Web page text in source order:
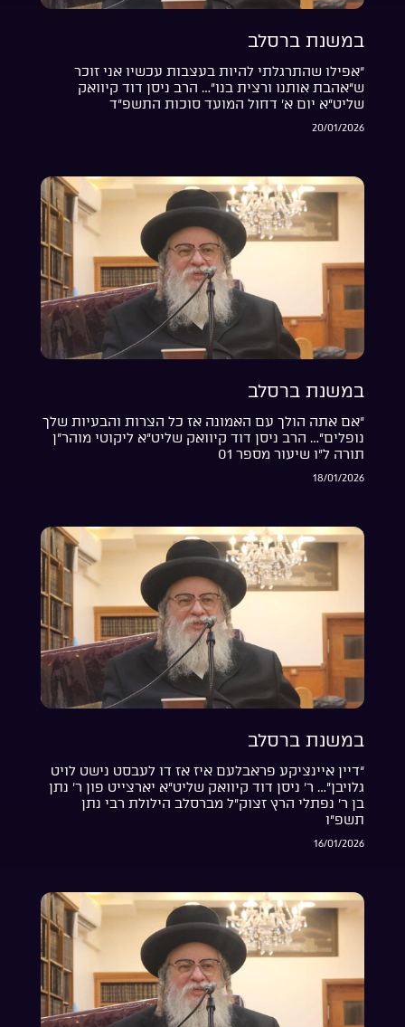
במשנת ברסלב
“אפילו שהתרגלתי להיות בעצבות עכשיו אני זוכר
ש”אהבת אותנו ורצית בנו”… הרב ניסן דוד קיוואק
שליט”א יום א’ דחול המועד סוכות התשפ”ד
20/01/2026
במשנת ברסלב
“אם אתה הולך עם האמונה אז כל הצרות והבעיות שלך
נופלים”… הרב ניסן דוד קיוואק שליט”א ליקוטי מוהר”ן
תורה ל”ו שיעור מספר 01
18/01/2026
במשנת ברסלב
“דיין איינציקע פראבלעם איז אז דו לעבסט נישט לויט
גלויבן”… ר’ ניסן דוד קיוואק שליט”א יארצייט פון ר’ נתן
בן ר’ נפתלי הרץ זצוק”ל מברסלב הילולת רבי נתן
תשפ”ו
16/01/2026